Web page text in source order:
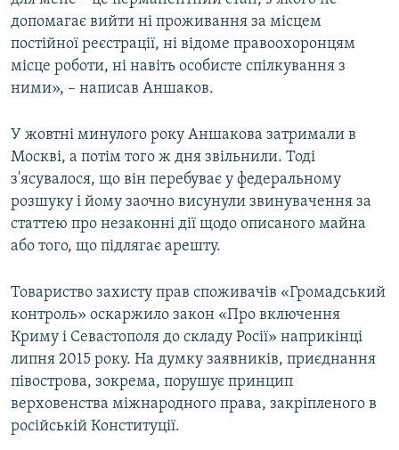
допомагає вийти ні проживання за місцем
постійної реєстрації, ні відоме правоохоронцям
місце роботи, ні навіть особисте спілкування з
ними», – написав Аншаков.
У жовтні минулого року Аншакова затримали в
Москві, а потім того ж дня звільнили. Тоді
з'ясувалося, що він перебуває у федеральному
розшуку і йому заочно висунули звинувачення за
статтею про незаконні дії щодо описаного майна
або того, що підлягає арешту.
Товариство захисту прав споживачів «Громадський
контроль» оскаржило закон «Про включення
Криму і Севастополя до складу Росії» наприкінці
липня 2015 року. На думку заявників, приєднання
півострова, зокрема, порушує принцип
верховенства міжнародного права, закріпленого в
російській Конституції.